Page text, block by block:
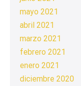
mayo 2021
abril 2021
marzo 2021
febrero 2021
enero 2021
diciembre 2020